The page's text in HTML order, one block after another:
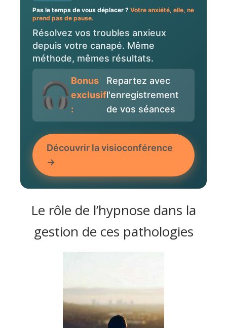
Pas le temps de vous déplacer ? Votre anxiété, elle, ne
prend pas de pause.
Résolvez vos troubles anxieux
depuis votre canapé. Même
méthode, mêmes résultats.
Bonus
exclusif
:
Repartez avec
l'enregistrement
de vos séances
Découvrir la visioconférence
→
Le rôle de l’hypnose dans la
gestion de ces pathologies